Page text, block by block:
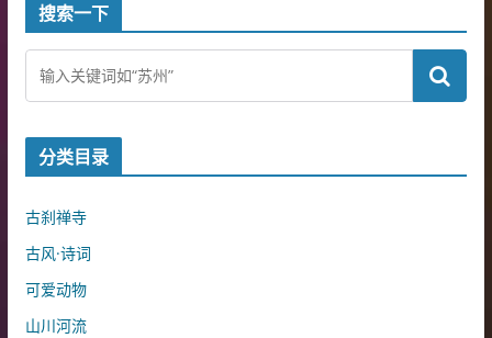
搜索一下
分类目录
古刹禅寺
古风·诗词
可爱动物
山川河流